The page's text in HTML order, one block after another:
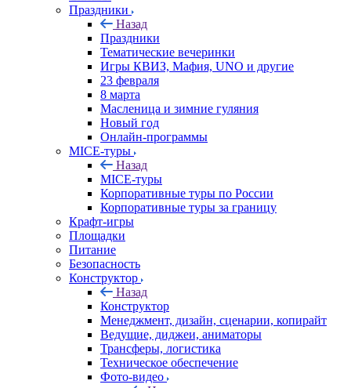
Праздники
Назад
Праздники
Тематические вечеринки
Игры КВИЗ, Мафия, UNO и другие
23 февраля
8 марта
Масленица и зимние гуляния
Новый год
Онлайн-программы
MICE‑туры
Назад
MICE‑туры
Корпоративные туры по России
Корпоративные туры за границу
Крафт-игры
Площадки
Питание
Безопасность
Конструктор
Назад
Конструктор
Менеджмент, дизайн, сценарии, копирайт
Ведущие, диджеи, аниматоры
Трансферы, логистика
Техническое обеспечение
Фото-видео